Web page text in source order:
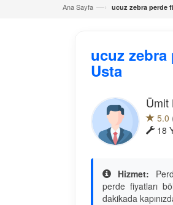
Ana Sayfa —› ucuz zebra perde
ucuz zebra
Usta
Ümit
5.0
18
Hizmet:
perde fiyatları
dakikada